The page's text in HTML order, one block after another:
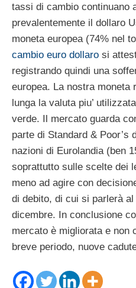
tassi di cambio continuano
prevalentemente il dollaro
moneta europea (74% nel
cambio euro dollaro si
registrando quindi una
europea. La nostra moneta
lunga la valuta piu’
verde. Il mercato guarda
parte di Standard & Poor’s
nazioni di Eurolandia (ben
soprattutto sulle scelte dei
meno ad agire con
di debito, di cui si parlerà
dicembre. In conclusione
mercato è migliorata e non
breve periodo, nuove